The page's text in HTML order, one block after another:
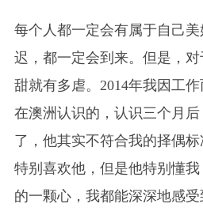
每个人都一定会有属于自己
迟，都一定会到来。但是，
甜就有多虐。2014年我因工
在澳洲认识的，认识三个月
了，他其实不符合我的择偶
特别喜欢他，但是他特别懂
的一颗心，我都能深深地感